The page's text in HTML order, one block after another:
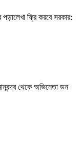
ফ্রি করবে সরকার:
থেকে অভিনেতা ডন